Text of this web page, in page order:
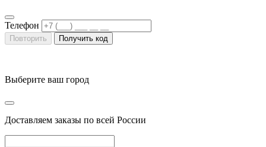
Телефон
Повторить Получить код
Выберите ваш город
Доставляем заказы по всей России